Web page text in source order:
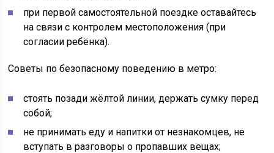
при первой самостоятельной поездке оставайтесь
на связи с контролем местоположения (при
согласии ребёнка).
Советы по безопасному поведению в метро:
стоять позади жёлтой линии, держать сумку перед
собой;
не принимать еду и напитки от незнакомцев, не
вступать в разговоры о пропавших вещах;